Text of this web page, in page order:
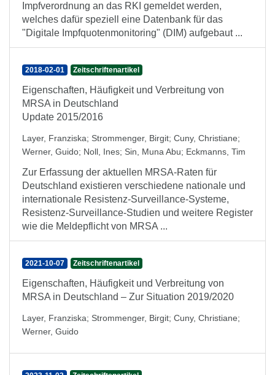
Impfverordnung an das RKI gemeldet werden,
welches dafür speziell eine Datenbank für das
"Digitale Impfquotenmonitoring" (DIM) aufgebaut ...
2018-02-01 Zeitschriftenartikel
Eigenschaften, Häufigkeit und Verbreitung von
MRSA in Deutschland
Update 2015/2016
Layer, Franziska; Strommenger, Birgit; Cuny, Christiane;
Werner, Guido; Noll, Ines; Sin, Muna Abu; Eckmanns, Tim
Zur Erfassung der aktuellen MRSA-Raten für
Deutschland existieren verschiedene nationale und
internationale Resistenz-Surveillance-Systeme,
Resistenz-Surveillance-Studien und weitere Register
wie die Meldepflicht von MRSA ...
2021-10-07 Zeitschriftenartikel
Eigenschaften, Häufigkeit und Verbreitung von
MRSA in Deutschland – Zur Situation 2019/2020
Layer, Franziska; Strommenger, Birgit; Cuny, Christiane;
Werner, Guido